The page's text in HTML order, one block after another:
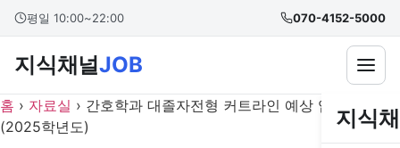
건
너
뛰
본문 바로가기
평일 10:00~22:00 070-4152-5000
지식채널JOB
지식
홈 › 자료실 › 간호학과 대졸자전형 커트라인 예상 입시 정보
(2025학년도)